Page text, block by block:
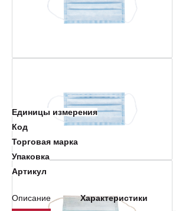
Единицы измерения
Код
Торговая марка
Упаковка
Артикул
Описание Характеристики